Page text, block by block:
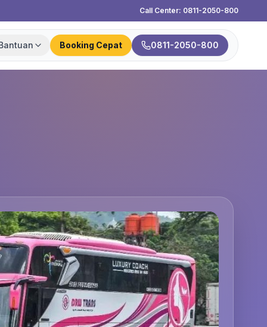
Call Center: 0811-2050-800
Booking Cepat 0811-2050-800